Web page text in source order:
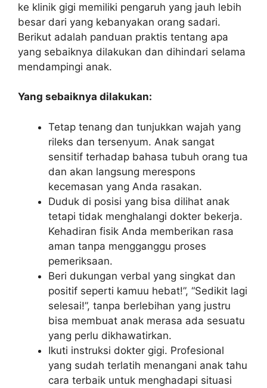
ke klinik gigi memiliki pengaruh yang jauh lebih
besar dari yang kebanyakan orang sadari.
Berikut adalah panduan praktis tentang apa
yang sebaiknya dilakukan dan dihindari selama
mendampingi anak.
Yang sebaiknya dilakukan:
Tetap tenang dan tunjukkan wajah yang
rileks dan tersenyum. Anak sangat
sensitif terhadap bahasa tubuh orang tua
dan akan langsung merespons
kecemasan yang Anda rasakan.
Duduk di posisi yang bisa dilihat anak
tetapi tidak menghalangi dokter bekerja.
Kehadiran fisik Anda memberikan rasa
aman tanpa mengganggu proses
pemeriksaan.
Beri dukungan verbal yang singkat dan
positif seperti kamuu hebat!”, “Sedikit lagi
selesai!”, tanpa berlebihan yang justru
bisa membuat anak merasa ada sesuatu
yang perlu dikhawatirkan.
Ikuti instruksi dokter gigi. Profesional
yang sudah terlatih menangani anak tahu
cara terbaik untuk menghadapi situasi